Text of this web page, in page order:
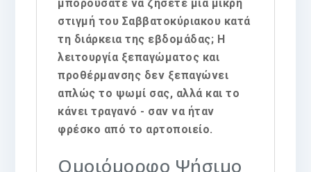
μπορούσατε να ζήσετε μια μικρή
στιγμή του Σαββατοκύριακου κατά
τη διάρκεια της εβδομάδας; Η
λειτουργία ξεπαγώματος και
προθέρμανσης δεν ξεπαγώνει
απλώς το ψωμί σας, αλλά και το
κάνει τραγανό - σαν να ήταν
φρέσκο από το αρτοποιείο.
Ομοιόμορφο Ψήσιμο